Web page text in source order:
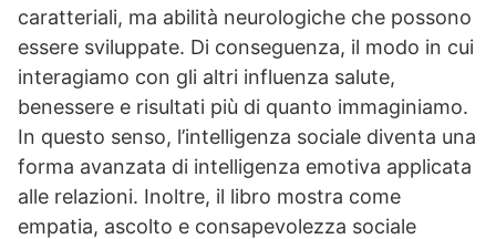
caratteriali, ma abilità neurologiche che possono
essere sviluppate. Di conseguenza, il modo in cui
interagiamo con gli altri influenza salute,
benessere e risultati più di quanto immaginiamo.
In questo senso, l’intelligenza sociale diventa una
forma avanzata di intelligenza emotiva applicata
alle relazioni. Inoltre, il libro mostra come
empatia, ascolto e consapevolezza sociale